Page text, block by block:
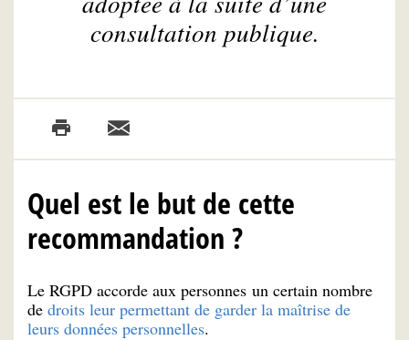
consultation publique.
Quel est le but de cette
recommandation ?
Le RGPD accorde aux personnes un certain nombre
de droits leur permettant de garder la maîtrise de
leurs données personnelles.